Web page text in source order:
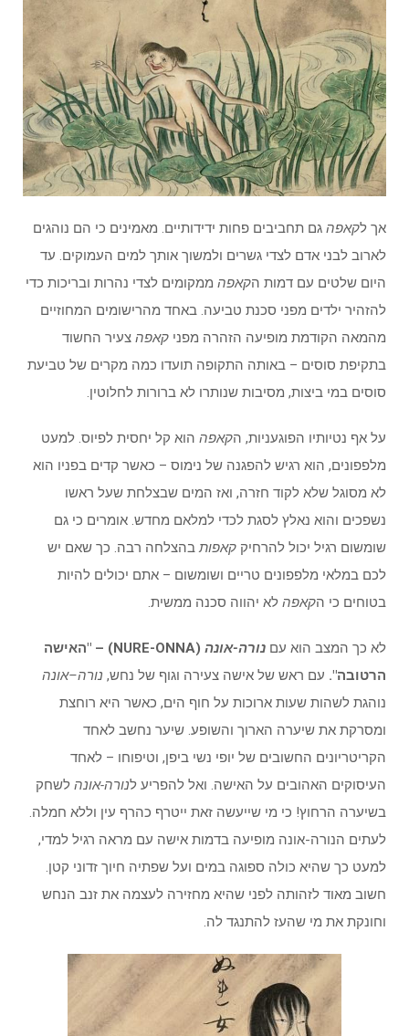
אך לקאפה גם תחביבים פחות ידידותיים. מאמינים כי הם נוהגים
לארוב לבני אדם לצדי גשרים ולמשוך אותך למים העמוקים. עד
היום שלטים עם דמות הקאפה ממקומים לצדי נהרות ובריכות כדי
להזהיר ילדים מפני סכנת טביעה. באחד מהרישומים המחוזיים
מהמאה הקודמת מופיעה הזהרה מפני קאפה צעיר החשוד
בתקיפת סוסים – באותה התקופה תועדו כמה מקרים של טביעת
סוסים במי ביצות, מסיבות שנותרו לא ברורות לחלוטין.
על אף נטיותיו הפוגעניות, הקאפה הוא קל יחסית לפיוס. למעט
מלפפונים, הוא רגיש להפגנה של נימוס – כאשר קדים בפניו הוא
לא מסוגל שלא לקוד חזרה, ואז המים שבצלחת שעל ראשו
נשפכים והוא נאלץ לסגת לכדי למלאם מחדש. אומרים כי גם
שומשום רגיל יכול להרחיק קאפותבהצלחה רבה. כך שאם יש
לכם במלאי מלפפונים טריים ושומשום – אתם יכולים להיות
בטוחים כי הקאפה לא יהווה סכנה ממשית.
לא כך המצב הוא עם נורה-אונה
(NURE-ONNA) – "האישה
הרטובה". עם ראש של אישה צעירה וגוף של נחש, נורה–אונה
נוהגת לשהות שעות ארוכות על חוף הים, כאשר היא רוחצת
ומסרקת את שיערה הארוך והשופע. שיער נחשב לאחד
הקריטריונים החשובים של יופי נשי ביפן, וטיפוחו – לאחד
העיסוקים האהובים על האישה. ואל להפריע לנורה-אונה לשחק
בשיערה הרחוץ! כי מי שייעשה זאת ייטרף כהרף עין וללא חמלה.
לעתים הנורה-אונה מופיעה בדמות אישה עם מראה רגיל למדי,
למעט כך שהיא כולה ספוגה במים ועל שפתיה חיוך זדוני קטן.
חשוב מאוד לזהותה לפני שהיא מחזירה לעצמה את זנב הנחש
וחונקת את מי שהעז להתנגד לה.